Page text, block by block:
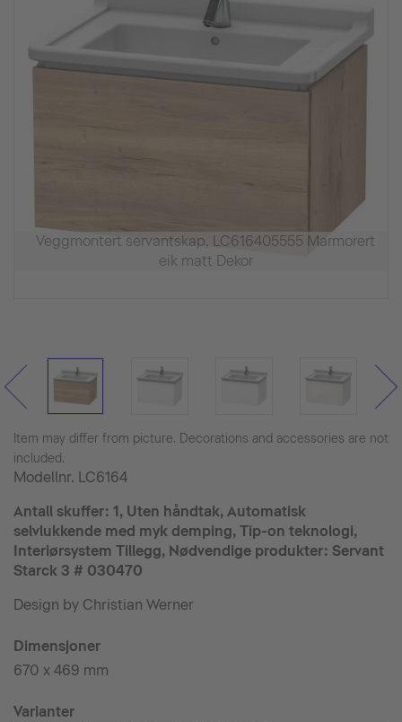
Veggmontert servantskap, LC616405555 Marmorert
eik matt Dekor
Item may differ from picture. Decorations and accessories are not
included.
Modellnr. LC6164
Antall skuffer: 1, Uten håndtak, Automatisk
selvlukkende med myk demping, Tip-on teknologi,
Interiørsystem Tillegg, Nødvendige produkter: Servant
Starck 3 # 030470
Design by Christian Werner
Dimensjoner
670 x 469 mm
Varianter